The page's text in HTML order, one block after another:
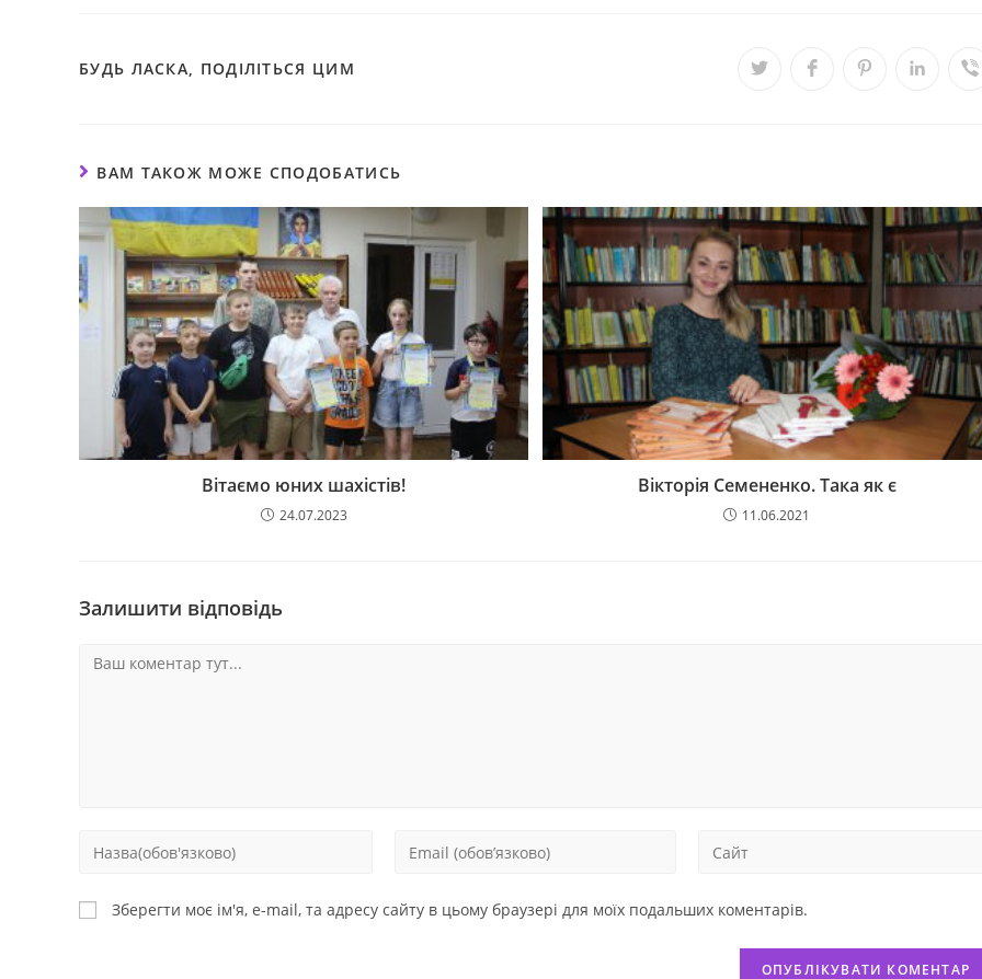
БУДЬ ЛАСКА, ПОДІЛІТЬСЯ ЦИМ
ВАМ ТАКОЖ МОЖЕ СПОДОБАТИСЬ
Вітаємо юних шахістів!
24.07.2023
Вікторія Семененко. Така як є
11.06.2021
Залишити відповідь
Зберегти моє ім'я, e-mail, та адресу сайту в цьому браузері для моїх подальших коментарів.